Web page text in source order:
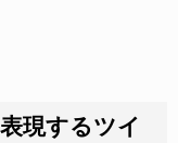
現するツイ